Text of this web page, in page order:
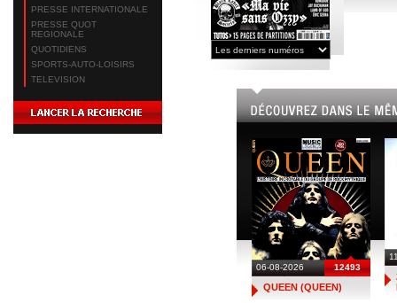
PRESSE INTERNATIONALE
PRESSE QUOT
REGIONALE
QUOTIDIENS
SPORTS-AUTO-LOISIRS
TELEVISION
06-08-2026 12493
QUEEN (QUEEN)